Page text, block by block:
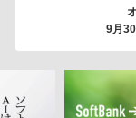
9月